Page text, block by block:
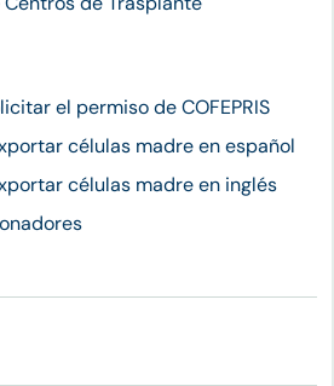
el permiso de COFEPRIS
células madre en español
células madre en inglés